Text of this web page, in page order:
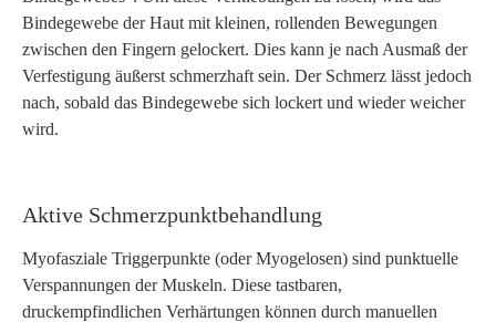
Bindegewebe der Haut mit kleinen, rollenden Bewegungen
zwischen den Fingern gelockert. Dies kann je nach Ausmaß der
Verfestigung äußerst schmerzhaft sein. Der Schmerz lässt jedoch
nach, sobald das Bindegewebe sich lockert und wieder weicher
wird.
Aktive Schmerzpunktbehandlung
Myofasziale Triggerpunkte (oder Myogelosen) sind punktuelle
Verspannungen der Muskeln. Diese tastbaren,
druckempfindlichen Verhärtungen können durch manuellen